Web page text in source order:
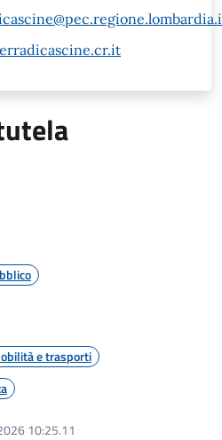
e trasporti
10:25.11